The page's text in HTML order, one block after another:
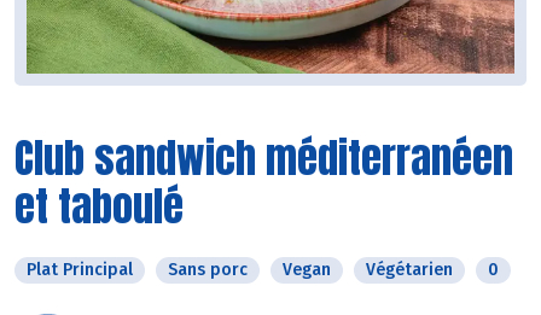
Club sandwich méditerranéen
et taboulé
Plat Principal Sans porc Vegan Végétarien 0